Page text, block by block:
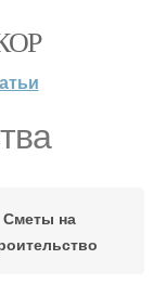
Сметы на